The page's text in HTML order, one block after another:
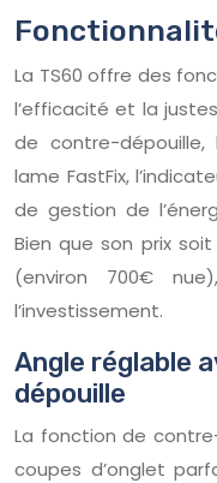
La TS60 offre des
l’efficacité et la
de contre-
lame FastFix,
de gestion de
Bien que son prix
(environ 700€
l’investissement.
Angle réglable
dépouille
La fonction de
coupes d’onglet